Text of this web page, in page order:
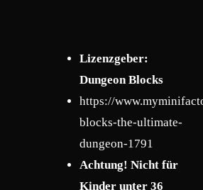
Lizenzgeber:
Dungeon Blocks
https://
blocks-the-ultimate-
dungeon-1791
Achtung! Nicht für
Kinder unter 36